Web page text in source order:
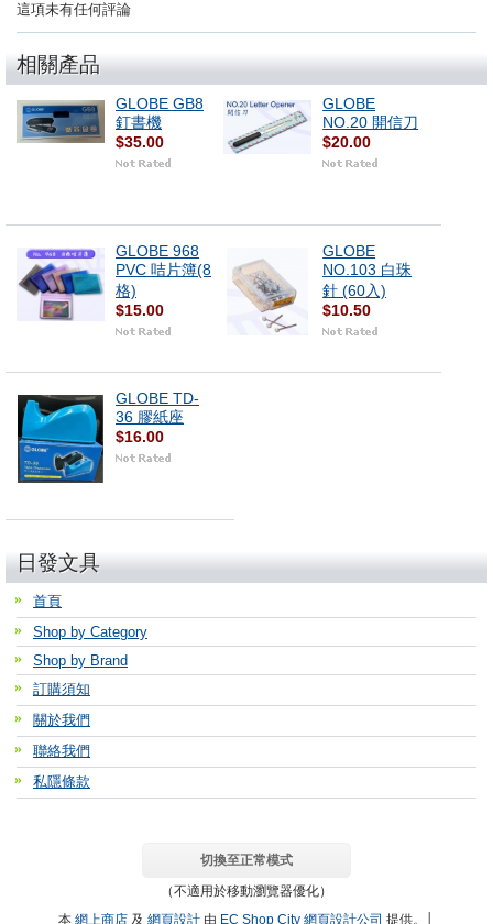
這項未有任何評論
相關產品
GLOBE GB8
釘書機
$35.00
GLOBE
NO.20 開信刀
$20.00
GLOBE 968
PVC 咭片簿(8
格)
$15.00
GLOBE
NO.103 白珠
針 (60入)
$10.50
GLOBE TD-
36 膠紙座
$16.00
日發文具
首頁
Shop by Category
Shop by Brand
訂購須知
關於我們
聯絡我們
私隱條款
切換至正常模式
（不適用於移動瀏覽器優化）
本 網上商店 及 網頁設計 由 EC Shop City 網頁設計公司 提供。│